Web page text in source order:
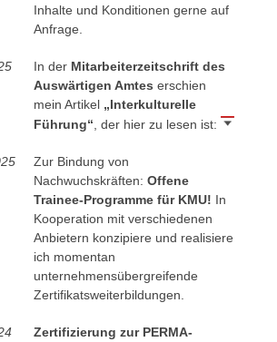
Inhalte und Konditionen gerne auf
Anfrage.
In der Mitarbeiterzeitschrift des
Auswärtigen Amtes erschien
mein Artikel „Interkulturelle
Führung“ , der hier zu lesen ist:
Zur Bindung von
Nachwuchskräften: Offene
Trainee-Programme für KMU! In
Kooperation mit verschiedenen
Anbietern konzipiere und realisiere
ich momentan
unternehmensübergreifende
Zertifikatsweiterbildungen.
Zertifizierung zur PERMA-